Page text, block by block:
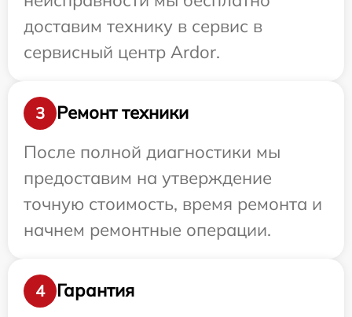
доставим технику в сервис в
сервисный центр Ardor.
3
Ремонт техники
После полной диагностики мы
предоставим на утверждение
точную стоимость, время ремонта и
начнем ремонтные операции.
4
Гарантия